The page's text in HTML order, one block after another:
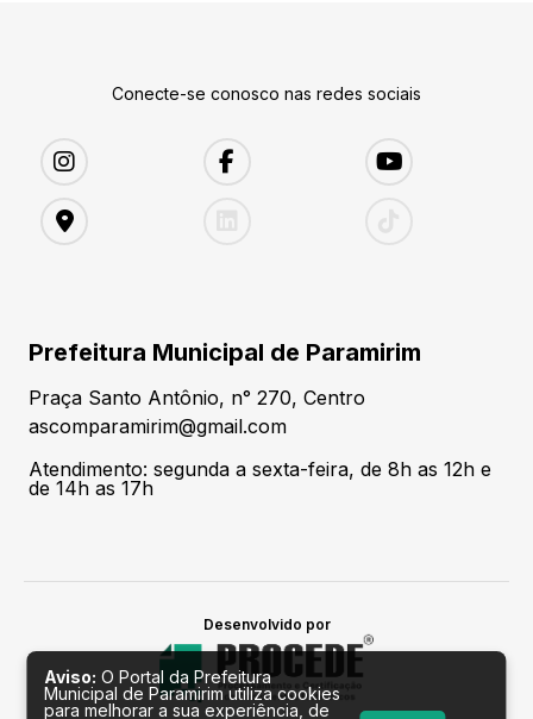
Conecte-se conosco nas redes sociais
Prefeitura Municipal de Paramirim
Praça Santo Antônio, n° 270, Centro
ascomparamirim@gmail.com
Atendimento: segunda a sexta-feira, de 8h as 12h e
de 14h as 17h
Desenvolvido por
Aviso: O Portal da Prefeitura
Municipal de Paramirim utiliza cookies
para melhorar a sua experiência, de